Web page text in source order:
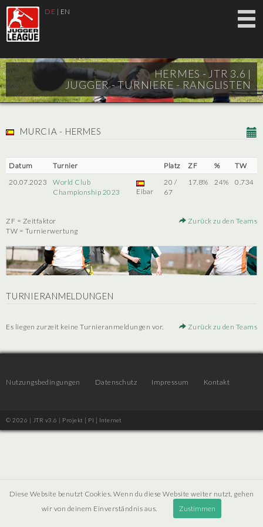
DE | EN
HERMES - JTR 3.6 |
JUGGER - TURNIERE - RANGLISTEN
MURCIA - HERMES
Datum Turnier Platz ZF %
TW
20.07.2023
World Club
Championship 2023
Eibar
20 /
67
17.8% 24% 0.734
ZF = Zeitfaktor
TW = Turnierwertung
Zurück zu den Teams
TURNIERANMELDUNGEN
Es liegen zurzeit keine Turnieranmeldungen vor. Zurück zu den Teams
Nutzungsbedingungen Datenschutz Impressum Kontakt
© 2026 | JTR v3.6 | Projekt [ PI ] Internet
Diese Website benutzt Cookies. Wenn du diese Website weiter nutzt, gehen
wir von deinem Einverständnis aus.
Zustimmen